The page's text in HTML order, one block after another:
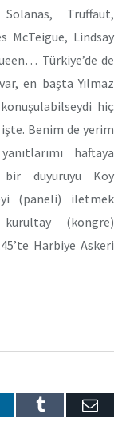
Truffaut,
McTeigue, Lindsay
Türkiye’de de
en başta Yılmaz
hiç
Benim de yerim
haftaya
bir duyuruyu Köy
(paneli) iletmek
(kongre)
Harbiye Askeri
Tumblr E-